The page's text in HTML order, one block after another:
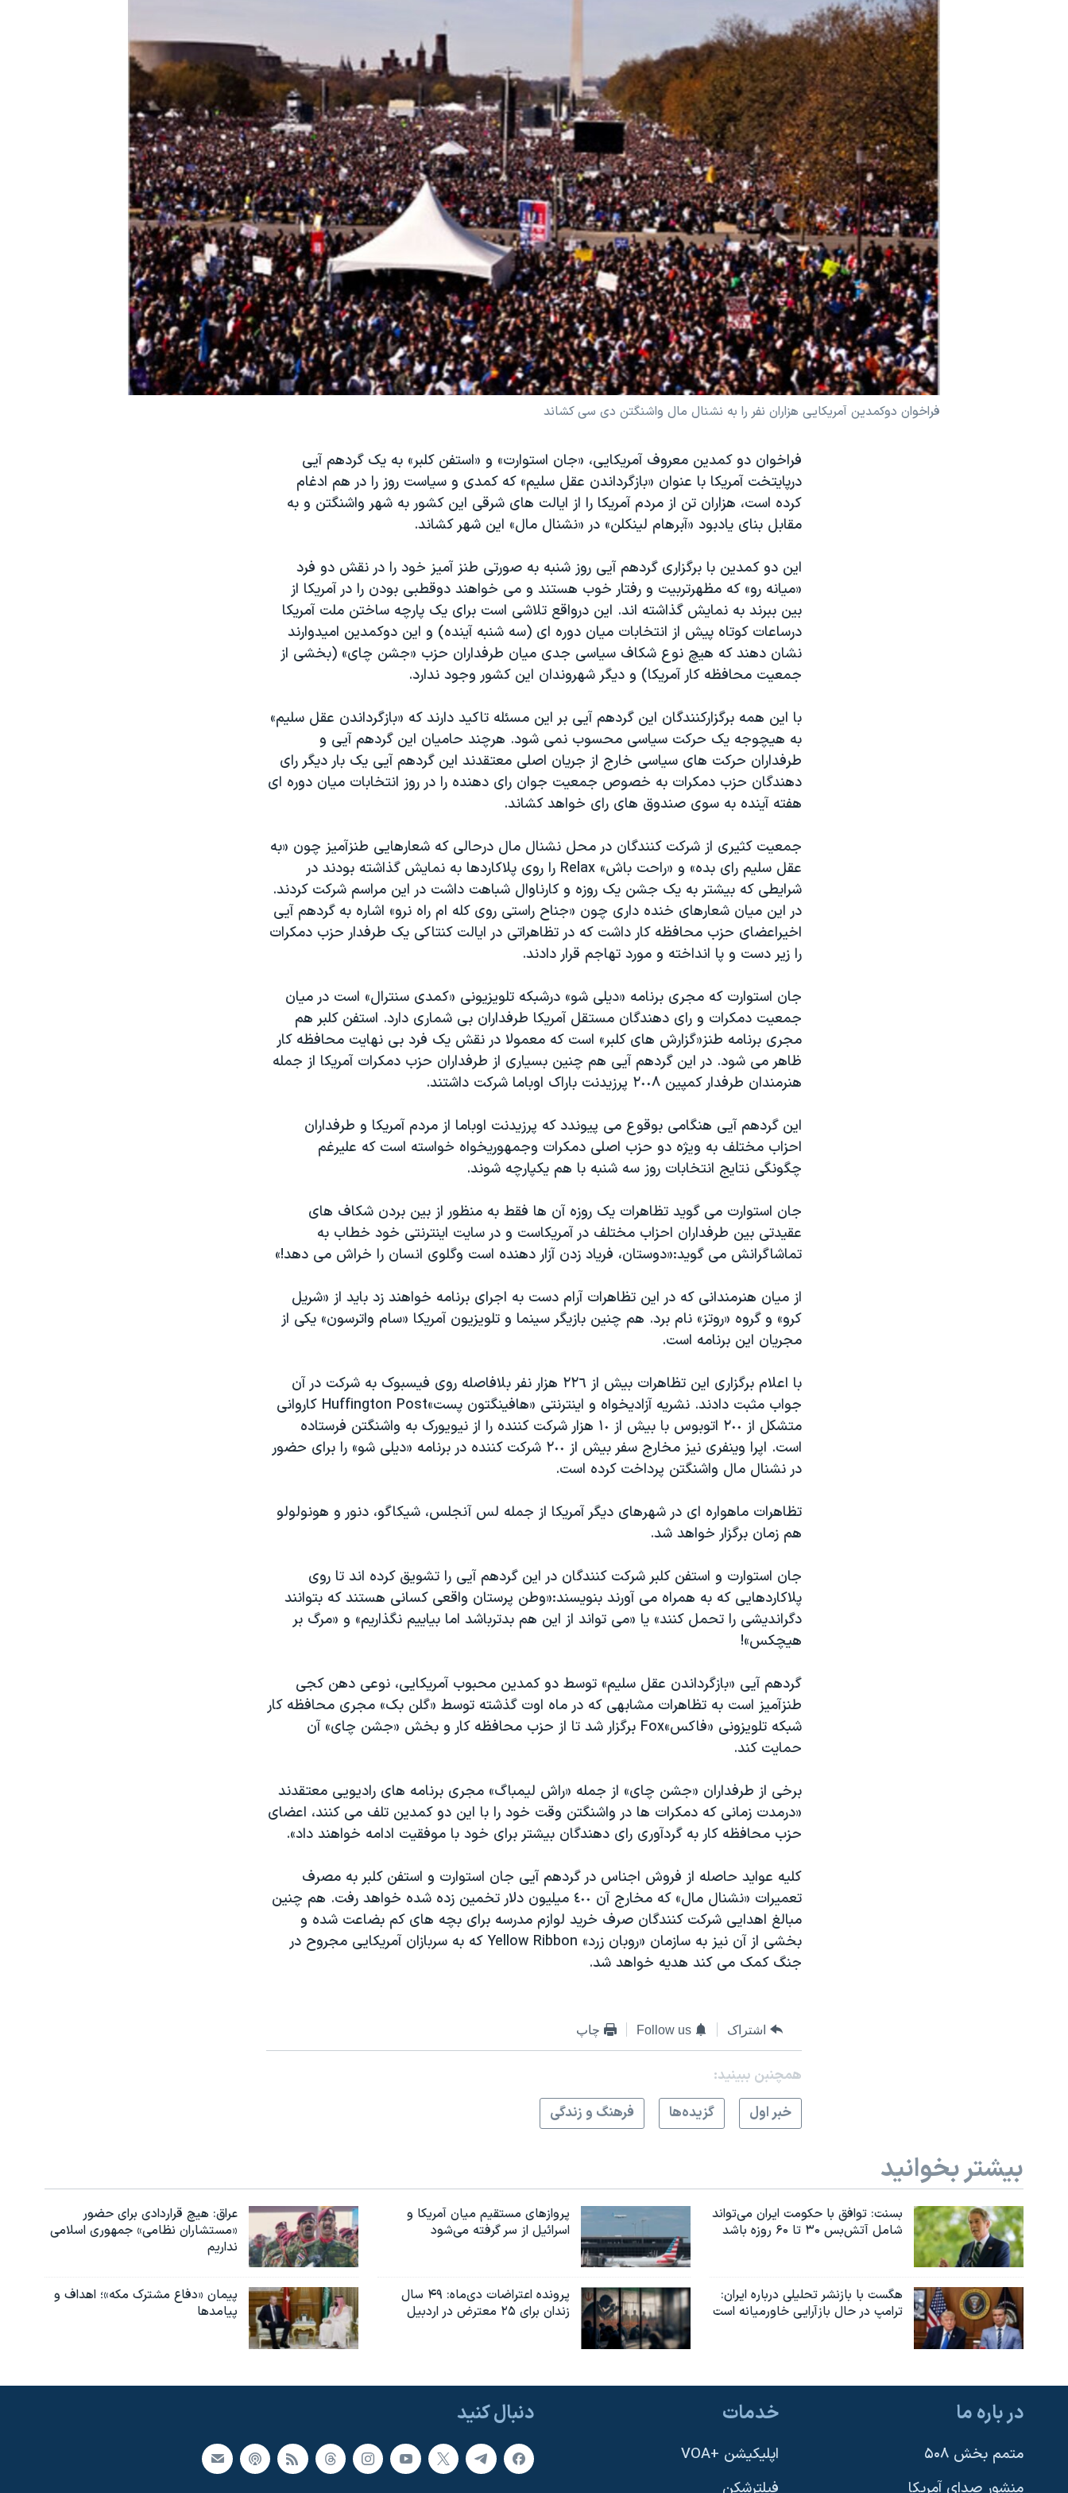
انتخابات ریاست جمهوری آمریکا ۲۰۲۴
حمله جمهوری اسلامی به اسرائیل
اعتراضات زن، زندگی، آزادی
مجموعه مستندهای دادخواهی
چهل سال گروگان‌گیری
قانون شفافیت دارائی کادر رهبری ایران
اعتراضات مردمی آبان ۹۸
نرگس محمدی برنده جایزه نوبل صلح
همایش محافظه‌کاران آمریکا «سی‌پک»فراخوان دوکمدین آمریکایی هزاران نفر را به نشنال مال واشنگتن دی سی کشاند
فراخوان دو کمدین معروف آمریکایی، «جان استوارت» و «استفن کلبر» به یک گردهم آیی
درپایتخت آمریکا با عنوان «بازگرداندن عقل سلیم» که کمدی و سیاست روز را در هم ادغام
کرده است، هزاران تن از مردم آمریکا را از ایالت های شرقی این کشور به شهر واشنگتن و به
مقابل بنای یادبود «آبرهام لینکلن» در «نشنال مال» این شهر کشاند.
این دو کمدین با برگزاری گردهم آیی روز شنبه به صورتی طنز آمیز خود را در نقش دو فرد
«میانه رو» که مظهرتربیت و رفتار خوب هستند و می خواهند دوقطبی بودن را در آمریکا از
بین ببرند به نمایش گذاشته اند. این درواقع تلاشی است برای یک پارچه ساختن ملت آمریکا
درساعات کوتاه پیش از انتخابات میان دوره ای (سه شنبه آینده) و این دوکمدین امیدوارند
نشان دهند که هیچ نوع شکاف سیاسی جدی میان طرفداران حزب «جشن چای» (بخشی از
جمعیت محافظه کار آمریکا) و دیگر شهروندان این کشور وجود ندارد.
با این همه برگزارکنندگان این گردهم آیی بر این مسئله تاکید دارند که «بازگرداندن عقل سلیم»
به هیچوجه یک حرکت سیاسی محسوب نمی شود. هرچند حامیان این گردهم آیی و
طرفداران حرکت های سیاسی خارج از جریان اصلی معتقدند این گردهم آیی یک بار دیگر رای
دهندگان حزب دمکرات به خصوص جمعیت جوان رای دهنده را در روز انتخابات میان دوره ای
هفته آینده به سوی صندوق های رای خواهد کشاند.
جمعیت کثیری از شرکت کنندگان در محل نشنال مال درحالی که شعارهایی طنزآمیز چون «به
عقل سلیم رای بده» و «راحت باش» Relax را روی پلاکاردها به نمایش گذاشته بودند در
شرایطی که بیشتر به یک جشن یک روزه و کارناوال شباهت داشت در این مراسم شرکت کردند.
در این میان شعارهای خنده داری چون «جناح راستی روی کله ام راه نرو» اشاره به گردهم آیی
اخیراعضای حزب محافظه کار داشت که در تظاهراتی در ایالت کنتاکی یک طرفدار حزب دمکرات
را زیر دست و پا انداخته و مورد تهاجم قرار دادند.
جان استوارت که مجری برنامه «دیلی شو» درشبکه تلویزیونی «کمدی سنترال» است در میان
جمعیت دمکرات و رای دهندگان مستقل آمریکا طرفداران بی شماری دارد. استفن کلبر هم
مجری برنامه طنز«گزارش های کلبر» است که معمولا در نقش یک فرد بی نهایت محافظه کار
ظاهر می شود. در این گردهم آیی هم چنین بسیاری از طرفداران حزب دمکرات آمریکا از جمله
هنرمندان طرفدار کمپین ٢٠٠٨ پرزیدنت باراک اوباما شرکت داشتند.
این گردهم آیی هنگامی بوقوع می پیوندد که پرزیدنت اوباما از مردم آمریکا و طرفداران
احزاب مختلف به ویژه دو حزب اصلی دمکرات وجمهوریخواه خواسته است که علیرغم
چگونگی نتایج انتخابات روز سه شنبه با هم یکپارچه شوند.
جان استوارت می گوید تظاهرات یک روزه آن ها فقط به منظور از بین بردن شکاف های
عقیدتی بین طرفداران احزاب مختلف در آمریکاست و در سایت اینترنتی خود خطاب به
تماشاگرانش می گوید:«دوستان، فریاد زدن آزار دهنده است وگلوی انسان را خراش می دهد!»
از میان هنرمندانی که در این تظاهرات آرام دست به اجرای برنامه خواهند زد باید از «شریل
کرو» و گروه «روتز» نام برد. هم چنین بازیگر سینما و تلویزیون آمریکا «سام واترسون» یکی از
مجریان این برنامه است.
با اعلام برگزاری این تظاهرات بیش از ٢٢٦ هزار نفر بلافاصله روی فیسبوک به شرکت در آن
جواب مثبت دادند. نشریه آزادیخواه و اینترنتی «هافینگتون پست»Huffington Post کاروانی
متشکل از ٢٠٠ اتوبوس با بیش از ١٠ هزار شرکت کننده را از نیویورک به واشنگتن فرستاده
است. اپرا وینفری نیز مخارج سفر بیش از ٢٠٠ شرکت کننده در برنامه «دیلی شو» را برای حضور
در نشنال مال واشنگتن پرداخت کرده است.
تظاهرات ماهواره ای در شهرهای دیگر آمریکا از جمله لس آنجلس، شیکاگو، دنور و هونولولو
هم زمان برگزار خواهد شد.
جان استوارت و استفن کلبر شرکت کنندگان در این گردهم آیی را تشویق کرده اند تا روی
پلاکاردهایی که به همراه می آورند بنویسند:«وطن پرستان واقعی کسانی هستند که بتوانند
دگراندیشی را تحمل کنند» یا «می تواند از این هم بدترباشد اما بیاییم نگذاریم» و «مرگ بر
هیچکس»!
گردهم آیی «بازگرداندن عقل سلیم» توسط دو کمدین محبوب آمریکایی، نوعی دهن کجی
طنزآمیز است به تظاهرات مشابهی که در ماه اوت گذشته توسط «گلن بک» مجری محافظه کار
شبکه تلویزونی «فاکس»Fox برگزار شد تا از حزب محافظه کار و بخش «جشن چای» آن
حمایت کند.
برخی از طرفداران «جشن چای» از جمله «راش لیمباگ» مجری برنامه های رادیویی معتقدند
«درمدت زمانی که دمکرات ها در واشنگتن وقت خود را با این دو کمدین تلف می کنند، اعضای
حزب محافظه کار به گردآوری رای دهندگان بیشتر برای خود با موفقیت ادامه خواهند داد».
کلیه عواید حاصله از فروش اجناس در گردهم آیی جان استوارت و استفن کلبر به مصرف
تعمیرات «نشنال مال» که مخارج آن ٤٠٠ میلیون دلار تخمین زده شده خواهد رفت. هم چنین
مبالغ اهدایی شرکت کنندگان صرف خرید لوازم مدرسه برای بچه های کم بضاعت شده و
بخشی از آن نیز به سازمان «روبان زرد» Yellow Ribbon که به سربازان آمریکایی مجروح در
جنگ کمک می کند هدیه خواهد شد.
اشتراک Follow us چاپ
همچنبن ببینید:
خبر اول
گزيده‌ها فرهنگ و زندگی
بیشتر بخوانید
بسنت: توافق با حکومت ایران می‌تواند
شامل آتش‌بس ۳۰ تا ۶۰ روزه باشد
پروازهای مستقیم میان آمریکا و
اسرائیل از سر گرفته می‌شود
عراق: هیچ قراردادی برای حضور
«مستشاران نظامی» جمهوری اسلامی
نداریم
هگست با بازنشر تحلیلی درباره ایران:
ترامپ در حال بازآرایی خاورمیانه است
پرونده اعتراضات دی‌ماه: ۴۹ سال
زندان برای ۲۵ معترض در اردبیل
پیمان «دفاع مشترک مکه»؛ اهداف و
پیامدها
دنبال کنید در باره ما
متمم بخش ۵۰۸
منشور صدای آمریکا
خدمات
اپلیکیشن +VOA
فیلترشکن